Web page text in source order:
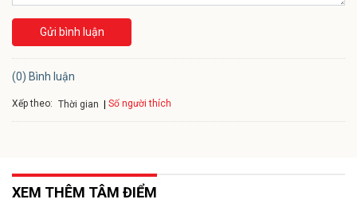
Gửi bình luận
(0) Bình luận
Xếp theo: Thời gian Số người thích
XEM THÊM TÂM ĐIỂM